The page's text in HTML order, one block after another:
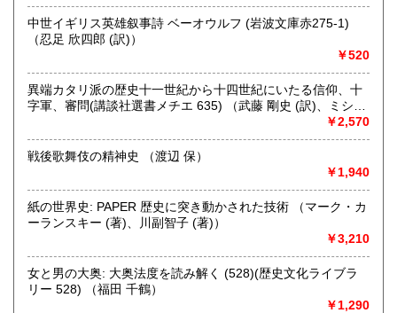
営業時間：9時から17時
定休日：年中無休
不死鳥BOOKSでは、書籍だけでなくCD、DVD、レコード、
ゲーム、おもちゃ、骨董品まであらゆるものの買い取りがで
きます。店主が、日本全国買取にお伺いいたします。お気軽
哲学宗教、歴史、社会科学、自然科学、美術工芸、趣味、外
国書、サブカルチャー、古書一般（その他）
オールジャンル
中世イギリス英雄叙事詩 ベーオウルフ (岩波文庫赤275-1)
（忍足 欣四郎 (訳)）
￥520
異端カタリ派の歴史十一世紀から十四世紀にいたる信仰、十
字軍、審問(講談社選書メチエ 635) （武藤 剛史 (訳)、ミシェ
￥2,570
戦後歌舞伎の精神史 （渡辺 保）
￥1,940
紙の世界史: PAPER 歴史に突き動かされた技術 （マーク・カ
ーランスキー (著)、川副智子 (著)）
￥3,210
女と男の大奥: 大奥法度を読み解く (528)(歴史文化ライブラ
リー 528) （福田 千鶴）
￥1,290